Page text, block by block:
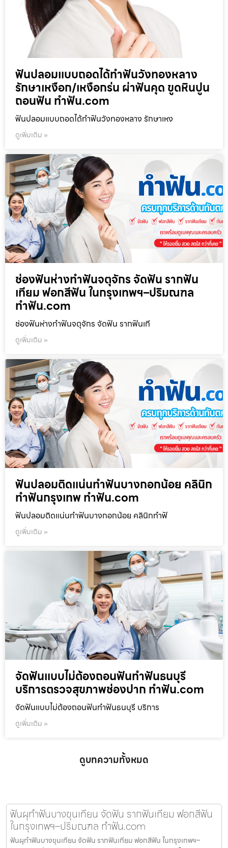
ฟันปลอมแบบถอดได้ทำฟันวังทองหลาง
รักษาเหงือก/เหงือกร่น ผ่าฟันคุด ขูดหินปูน
ถอนฟัน ทำฟัน.com
ฟันปลอมแบบถอดได้ทำฟันวังทองหลาง รักษาเหง
ดูเพิ่มเติม »
ช่องฟันห่างทำฟันจตุจักร จัดฟัน รากฟัน
เทียม ฟอกสีฟัน ในกรุงเทพฯ–ปริมณฑล
ทำฟัน.com
ช่องฟันห่างทำฟันจตุจักร จัดฟัน รากฟันเที
ดูเพิ่มเติม »
ฟันปลอมติดแน่นทำฟันบางกอกน้อย คลินิก
ทำฟันกรุงเทพ ทำฟัน.com
ฟันปลอมติดแน่นทำฟันบางกอกน้อย คลินิกทำฟั
ดูเพิ่มเติม »
จัดฟันแบบไม่ต้องถอนฟันทำฟันธนบุรี
บริการตรวจสุขภาพช่องปาก ทำฟัน.com
จัดฟันแบบไม่ต้องถอนฟันทำฟันธนบุรี บริการ
ดูเพิ่มเติม »
ดูบทความทั้งหมด
ฟันผุทำฟันบางขุนเทียน จัดฟัน รากฟันเทียม ฟอกสีฟัน
ในกรุงเทพฯ–ปริมณฑล ทำฟัน.com
ฟันผุทำฟันบางขุนเทียน จัดฟัน รากฟันเทียม ฟอกสีฟัน ในกรุงเทพฯ–